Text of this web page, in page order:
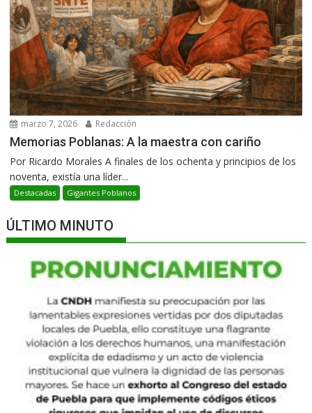
marzo 7, 2026 Redacción
Memorias Poblanas: A la maestra con cariño
Por Ricardo Morales A finales de los ochenta y principios de los
noventa, existía una líder...
Destacadas Gigantes Poblanos
ÚLTIMO MINUTO